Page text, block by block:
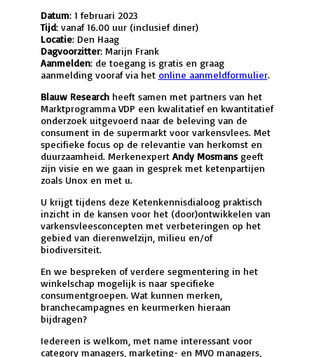
Datum: 1 februari 2023
Tijd: vanaf 16.00 uur (inclusief diner)
Locatie: Den Haag
Dagvoorzitter: Marijn Frank
Aanmelden: de toegang is gratis en graag
aanmelding vooraf via het online aanmeldformulier.
Blauw Researchheeft samen met partners van het
Marktprogramma VDP een kwalitatief en kwantitatief
onderzoek uitgevoerd naar de beleving van de
consument in de supermarkt voor varkensvlees. Met
specifieke focus op de relevantie van herkomst en
duurzaamheid. Merkenexpert Andy Mosmansgeeft
zijn visie en we gaan in gesprek met ketenpartijen
zoals Unox en met u.
U krijgt tijdens deze Ketenkennisdialoog praktisch
inzicht in de kansen voor het (door)ontwikkelen van
varkensvleesconcepten met verbeteringen op het
gebied van dierenwelzijn, milieu en/of
biodiversiteit.
En we bespreken of verdere segmentering in het
winkelschap mogelijk is naar specifieke
consumentgroepen. Wat kunnen merken,
branchecampagnes en keurmerken hieraan
bijdragen?
Iedereen is welkom, met name interessant voor
category managers, marketing- en MVO managers,